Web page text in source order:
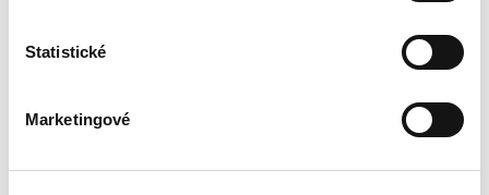
Statistické
Marketingové
850,00 Kč
Tato publikace má čtenáři posloužit jako první